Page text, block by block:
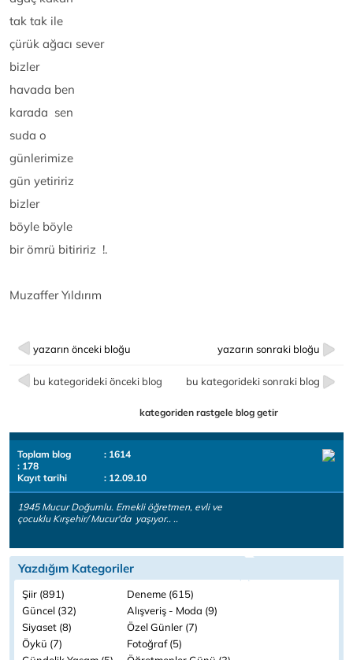
tak tak ile
çürük ağacı sever
bizler
havada ben
karada sen
suda o
günlerimize
gün yetiririz
bizler
böyle böyle
bir ömrü bitiririz !.
Muzaffer Yıldırım
yazarın önceki bloğu yazarın sonraki bloğu
bu kategorideki önceki blog bu kategorideki sonraki blog
kategoriden rastgele blog getir
Toplam blog
: 1614
: 178
Kayıt tarihi
: 12.09.10
1945 Mucur Doğumlu. Emekli öğretmen, evli ve
çocuklu Kırşehir/ Mucur'da yaşıyor.. ..
Yazdığım Kategoriler
Şiir (891)
Deneme (615)
Güncel (32)
Alışveriş - Moda (9)
Siyaset (8)
Özel Günler (7)
Öykü (7)
Fotoğraf (5)